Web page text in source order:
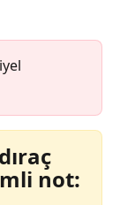
not: